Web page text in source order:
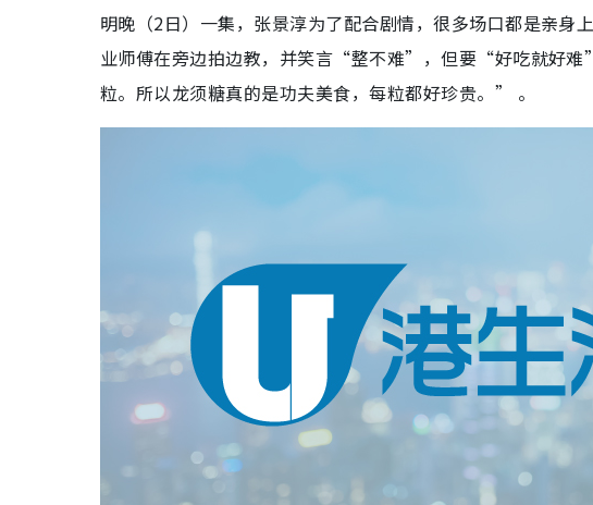
明晚（2日）一集，张景淳为了配合剧情，很多场口都是亲
业师傅在旁边拍边教，并笑言“整不难”，但要“好吃就好
粒。所以龙须糖真的是功夫美食，每粒都好珍贵。” 。